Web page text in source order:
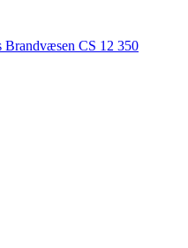
Brandvæsen CS 12 350